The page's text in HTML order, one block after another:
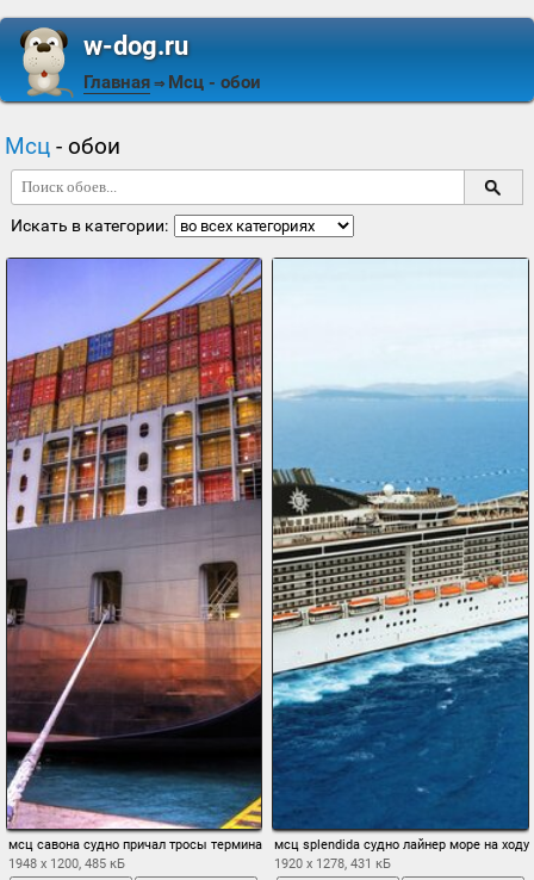
w-dog.ru
Главная ⇒ Мсц - обои
Мсц - обои
Искать в категории:
мсц савона судно причал тросы терминал кран контейнеровоз вечер корма юта
1948 x 1200, 485 кБ
мсц splendida судно лайнер море на
1920 x 1278, 431 кБ